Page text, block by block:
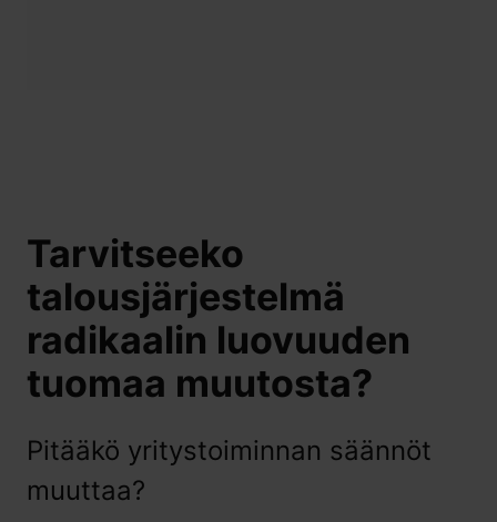
Tarvitseeko
talousjärjestelmä
radikaalin luovuuden
tuomaa muutosta?
Pitääkö yritystoiminnan säännöt
muuttaa?